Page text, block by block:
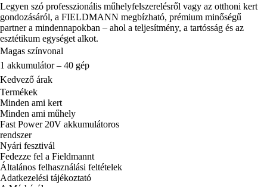
Legyen szó professzionális műhelyfelszerelésről vagy az otthoni kert
gondozásáról, a FIELDMANN megbízható, prémium minőségű
partner a mindennapokban – ahol a teljesítmény, a tartósság és az
esztétikum egységet alkot.
Magas színvonal
1 akkumulátor – 40 gép
Kedvező árak
Termékek
Minden ami kert
Minden ami műhely
Fast Power 20V akkumulátoros
rendszer
Nyári fesztivál
Fedezze fel a Fieldmannt
Általános felhasználási feltételek
Adatkezelési tájékoztató